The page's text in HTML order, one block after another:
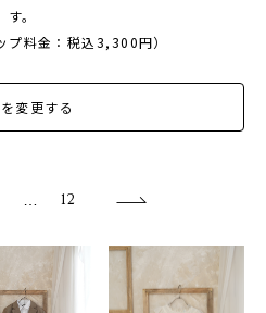
ン
ォト
す。
プ料金：税込3,300円）
変更する
12